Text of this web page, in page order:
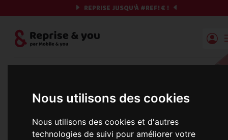
Nous utilisons des cookies
Nous utilisons des cookies et d'autres
technologies de suivi pour améliorer votre
REPRISE JUSQU'À #REF!€ !
Reprise | Mobile & you
Et si on commençait ?
c'est parti !